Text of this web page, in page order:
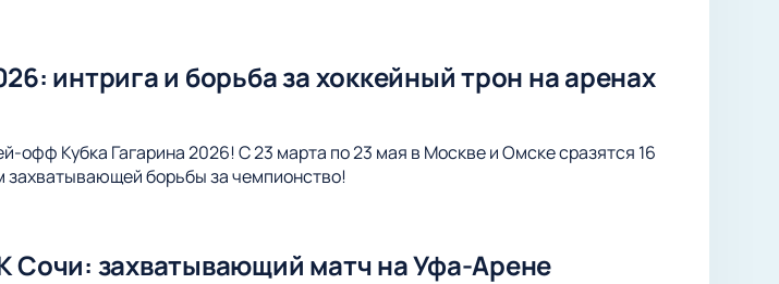
интрига и борьба за хоккейный трон на аренах
офф Кубка Гагарина 2026! С 23 марта по 23 мая в Москве и Омске сразятся 16
захватывающей борьбы за чемпионство!
Сочи: захватывающий матч на Уфа-Арене